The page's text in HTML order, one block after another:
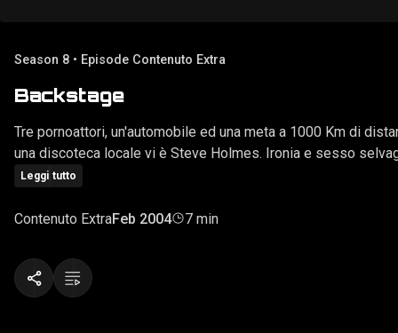
Season 8 • Episode Contenuto Extra
Backstage
Tre pornoattori, un'automobile ed una meta a 1000 Km di
una discoteca locale vi è Steve Holmes. Ironia e sesso
Leggi tutto
Contenuto ExtraFeb 2004 7 min